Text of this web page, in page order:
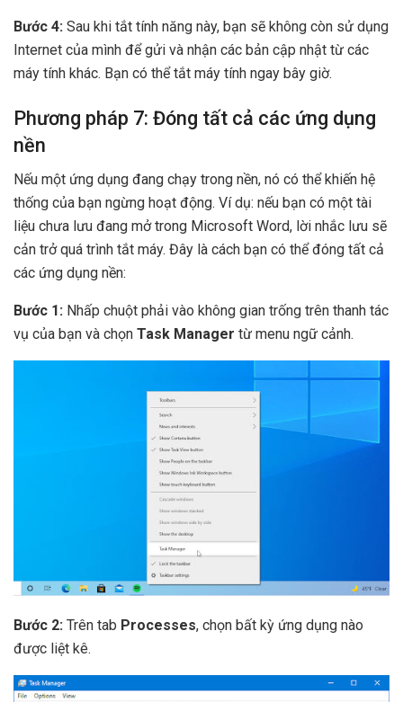
Bước 4: Sau khi tắt tính năng này, bạn sẽ không còn sử dụng
Internet của mình để gửi và nhận các bản cập nhật từ các
máy tính khác. Bạn có thể tắt máy tính ngay bây giờ.
Phương pháp 7: Đóng tất cả các ứng dụng
nền
Nếu một ứng dụng đang chạy trong nền, nó có thể khiến hệ
thống của bạn ngừng hoạt động. Ví dụ: nếu bạn có một tài
liệu chưa lưu đang mở trong Microsoft Word, lời nhắc lưu sẽ
cản trở quá trình tắt máy. Đây là cách bạn có thể đóng tất cả
các ứng dụng nền:
Bước 1: Nhấp chuột phải vào không gian trống trên thanh tác
vụ của bạn và chọn Task Manager từ menu ngữ cảnh.
Bước 2: Trên tab Processes, chọn bất kỳ ứng dụng nào
được liệt kê.